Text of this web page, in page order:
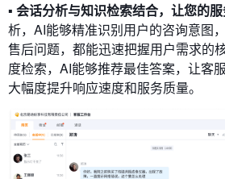
▪ 会话分析与知识检索结合，让您的服
析，AI能够精准识别用户的咨询意图
售后问题，都能迅速把握用户需求的
度检索，AI能够推荐最佳答案，让客
大幅度提升响应速度和服务质量。